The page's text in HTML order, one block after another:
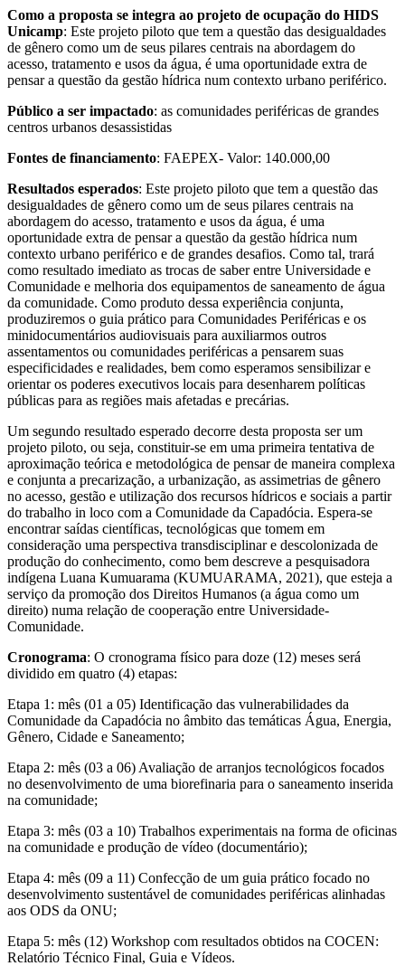
Como a proposta se integra ao projeto de ocupação do HIDS
Unicamp: Este projeto piloto que tem a questão das desigualdades
de gênero como um de seus pilares centrais na abordagem do
acesso, tratamento e usos da água, é uma oportunidade extra de
pensar a questão da gestão hídrica num contexto urbano periférico.
Público a ser impactado: as comunidades periféricas de grandes
centros urbanos desassistidas
Fontes de financiamento: FAEPEX- Valor: 140.000,00
Resultados esperados: Este projeto piloto que tem a questão das
desigualdades de gênero como um de seus pilares centrais na
abordagem do acesso, tratamento e usos da água, é uma
oportunidade extra de pensar a questão da gestão hídrica num
contexto urbano periférico e de grandes desafios. Como tal, trará
como resultado imediato as trocas de saber entre Universidade e
Comunidade e melhoria dos equipamentos de saneamento de água
da comunidade. Como produto dessa experiência conjunta,
produziremos o guia prático para Comunidades Periféricas e os
minidocumentários audiovisuais para auxiliarmos outros
assentamentos ou comunidades periféricas a pensarem suas
especificidades e realidades, bem como esperamos sensibilizar e
orientar os poderes executivos locais para desenharem políticas
públicas para as regiões mais afetadas e precárias.
Um segundo resultado esperado decorre desta proposta ser um
projeto piloto, ou seja, constituir-se em uma primeira tentativa de
aproximação teórica e metodológica de pensar de maneira complexa
e conjunta a precarização, a urbanização, as assimetrias de gênero
no acesso, gestão e utilização dos recursos hídricos e sociais a partir
do trabalho in loco com a Comunidade da Capadócia. Espera-se
encontrar saídas científicas, tecnológicas que tomem em
consideração uma perspectiva transdisciplinar e descolonizada de
produção do conhecimento, como bem descreve a pesquisadora
indígena Luana Kumuarama (KUMUARAMA, 2021), que esteja a
serviço da promoção dos Direitos Humanos (a água como um
direito) numa relação de cooperação entre Universidade-
Comunidade.
Cronograma: O cronograma físico para doze (12) meses será
dividido em quatro (4) etapas:
Etapa 1: mês (01 a 05) Identificação das vulnerabilidades da
Comunidade da Capadócia no âmbito das temáticas Água, Energia,
Gênero, Cidade e Saneamento;
Etapa 2: mês (03 a 06) Avaliação de arranjos tecnológicos focados
no desenvolvimento de uma biorefinaria para o saneamento inserida
na comunidade;
Etapa 3: mês (03 a 10) Trabalhos experimentais na forma de oficinas
na comunidade e produção de vídeo (documentário);
Etapa 4: mês (09 a 11) Confecção de um guia prático focado no
desenvolvimento sustentável de comunidades periféricas alinhadas
aos ODS da ONU;
Etapa 5: mês (12) Workshop com resultados obtidos na COCEN:
Relatório Técnico Final, Guia e Vídeos.